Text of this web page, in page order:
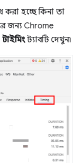
হচ্ছে কিনা তা
জন্য Chrome
টাইমিংট্যাবটি দেখুন৷